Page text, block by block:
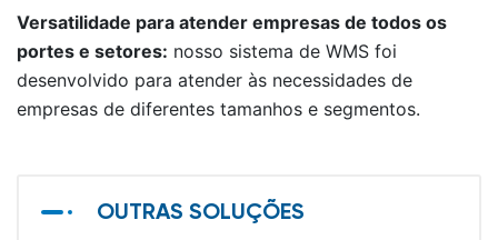
Versatilidade para atender empresas de todos os
portes e setores: nosso sistema de WMS foi
desenvolvido para atender às necessidades de
empresas de diferentes tamanhos e segmentos.
OUTRAS SOLUÇÕES